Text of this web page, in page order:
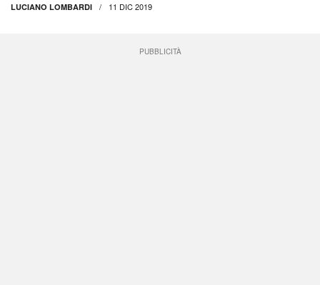
LUCIANO LOMBARDI 11 DIC 2019
PUBBLICITÀ